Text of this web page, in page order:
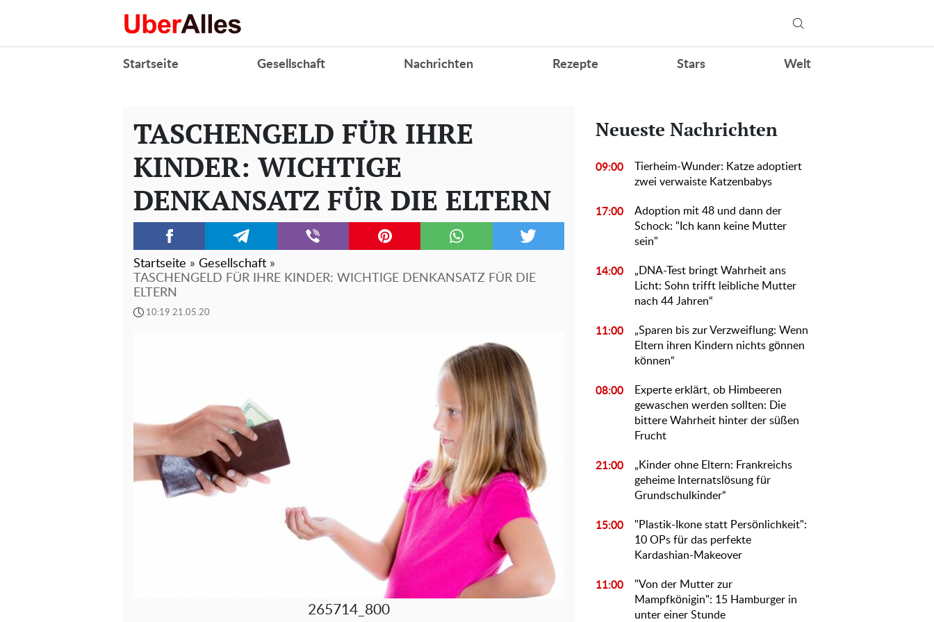
Startseite Gesellschaft Nachrichten Rezepte Stars Welt
TASCHENGELD FÜR IHRE
KINDER: WICHTIGE
DENKANSATZ FÜR DIE ELTERN
Startseite » Gesellschaft »
TASCHENGELD FÜR IHRE KINDER: WICHTIGE DENKANSATZ FÜR DIE
ELTERN
10:19 21.05.20
265714_800
Neueste Nachrichten
09:00
Tierheim-Wunder: Katze adoptiert
zwei verwaiste Katzenbabys
17:00
Adoption mit 48 und dann der
Schock: "Ich kann keine Mutter
sein"
14:00
„DNA-Test bringt Wahrheit ans
Licht: Sohn trifft leibliche Mutter
nach 44 Jahren“
11:00
„Sparen bis zur Verzweiflung: Wenn
Eltern ihren Kindern nichts gönnen
können“
08:00
Experte erklärt, ob Himbeeren
gewaschen werden sollten: Die
bittere Wahrheit hinter der süßen
Frucht
21:00
„Kinder ohne Eltern: Frankreichs
geheime Internatslösung für
Grundschulkinder“
15:00
"Plastik-Ikone statt Persönlichkeit":
10 OPs für das perfekte
Kardashian-Makeover
11:00
"Von der Mutter zur
Mampfkönigin": 15 Hamburger in
unter einer Stunde